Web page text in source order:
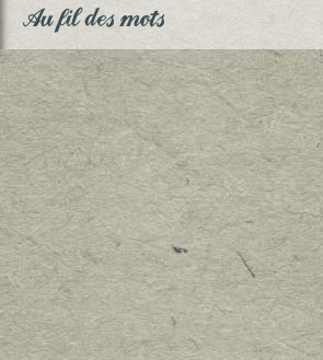
Au fil des mots